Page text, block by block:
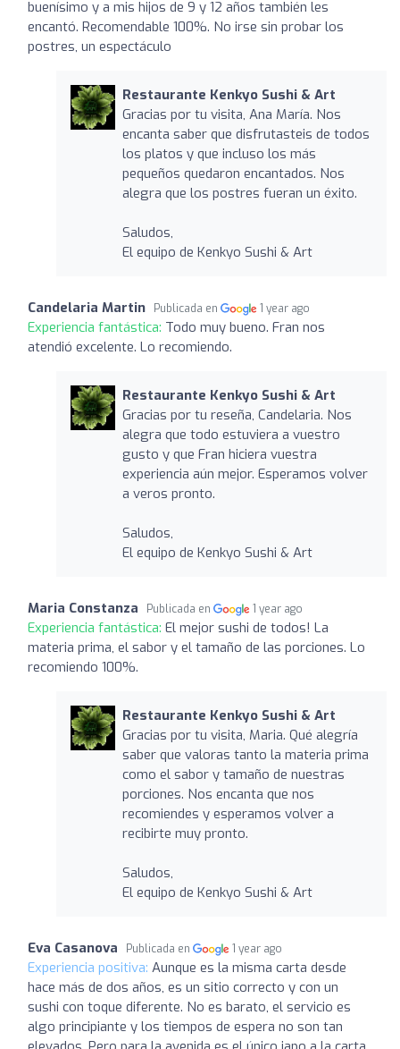
buenísimo y a mis hijos de 9 y 12 años también les
encantó. Recomendable 100%. No irse sin probar los
postres, un espectáculo
Restaurante Kenkyo Sushi & Art
Gracias por tu visita, Ana María. Nos
encanta saber que disfrutasteis de todos
los platos y que incluso los más
pequeños quedaron encantados. Nos
alegra que los postres fueran un éxito.
Saludos,
El equipo de Kenkyo Sushi & Art
Candelaria Martin Publicada en 1 year ago
Experiencia fantástica: Todo muy bueno. Fran nos
atendió excelente. Lo recomiendo.
Restaurante Kenkyo Sushi & Art
Gracias por tu reseña, Candelaria. Nos
alegra que todo estuviera a vuestro
gusto y que Fran hiciera vuestra
experiencia aún mejor. Esperamos volver
a veros pronto.
Saludos,
El equipo de Kenkyo Sushi & Art
Maria Constanza Publicada en 1 year ago
Experiencia fantástica: El mejor sushi de todos! La
materia prima, el sabor y el tamaño de las porciones. Lo
recomiendo 100%.
Restaurante Kenkyo Sushi & Art
Gracias por tu visita, Maria. Qué alegría
saber que valoras tanto la materia prima
como el sabor y tamaño de nuestras
porciones. Nos encanta que nos
recomiendes y esperamos volver a
recibirte muy pronto.
Saludos,
El equipo de Kenkyo Sushi & Art
Eva Casanova Publicada en 1 year ago
Experiencia positiva: Aunque es la misma carta desde
hace más de dos años, es un sitio correcto y con un
sushi con toque diferente. No es barato, el servicio es
algo principiante y los tiempos de espera no son tan